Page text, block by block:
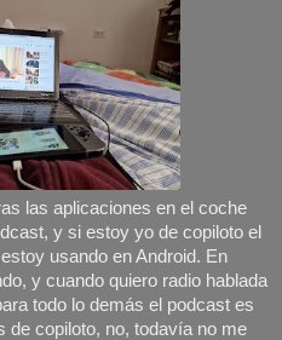
las aplicaciones en el coche
y si estoy yo de copiloto el
usando en Android. En
y cuando quiero radio hablada
todo lo demás el podcast es
de copiloto, no, todavía no me